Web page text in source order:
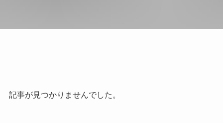
記事が見つかりませんでした。